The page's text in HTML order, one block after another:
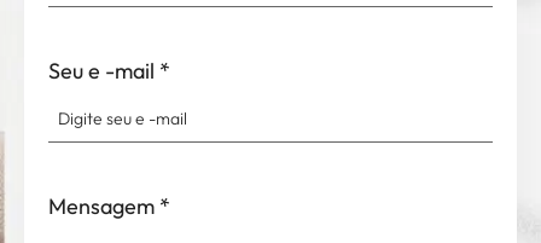
Seu e -mail *
Mensagem *